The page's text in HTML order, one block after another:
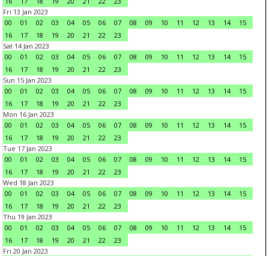
Fri 13 Jan 2023
00
01 02 03 04 05 06 07 08 09 10 11 12 13 14
15
16
17 18 19 20 21 22
23
Sat 14 Jan 2023
00
01 02 03 04 05 06 07 08 09 10 11 12 13 14
15
16
17 18 19 20 21 22
23
Sun 15 Jan 2023
00
01 02 03 04 05 06 07 08 09 10 11 12 13 14
15
16
17 18 19 20 21 22
23
Mon 16 Jan 2023
00
01 02 03 04 05 06 07 08 09 10 11 12 13 14
15
16
17 18 19 20 21 22
23
Tue 17 Jan 2023
00
01 02 03 04 05 06 07 08 09 10 11 12 13 14
15
16
17 18 19 20 21 22
23
Wed 18 Jan 2023
00
01 02 03 04 05 06 07 08 09 10 11 12 13 14
15
16
17 18 19 20 21 22
23
Thu 19 Jan 2023
00
01 02 03 04 05 06 07 08 09 10 11 12 13 14
15
16
17 18 19 20 21 22
23
Fri 20 Jan 2023